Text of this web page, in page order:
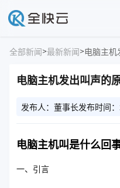
全部新闻>最新新闻>电脑主机
电脑主机发出叫声的
发布人：董事长发布时间
电脑主机叫是什么回
一、引言